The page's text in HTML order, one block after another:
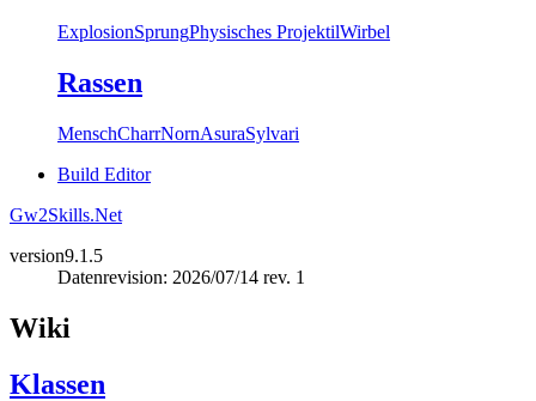
ExplosionSprungPhysisches ProjektilWirbel
Rassen
MenschCharrNornAsuraSylvari
Build Editor
Gw2Skills.Net
version9.1.5
Datenrevision: 2026/07/14 rev. 1
Wiki
Klassen